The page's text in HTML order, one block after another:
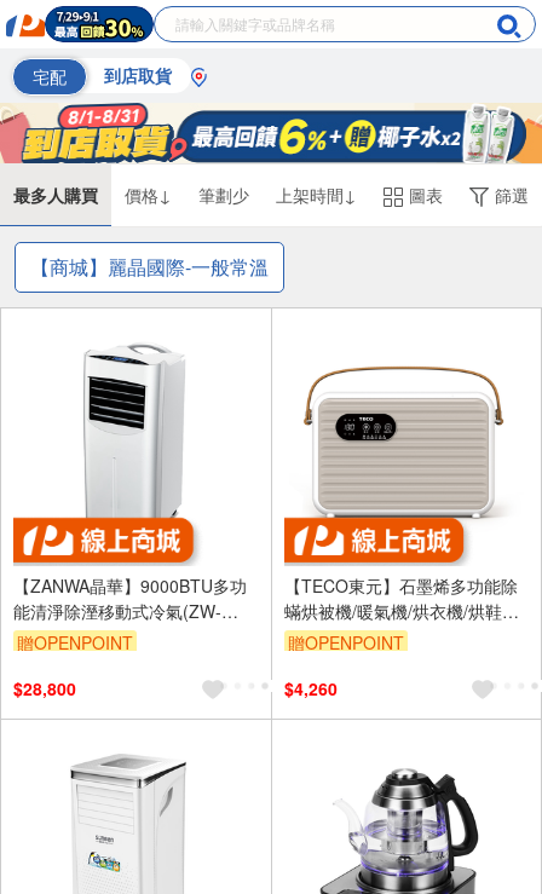
宅配 到店取貨
最多人購買 價格↓ 筆劃少 上架時間↓ 圖表 篩選
【商城】麗晶國際-一般常溫
【ZANWA晶華】9000BTU多功
能清淨除溼移動式冷氣(ZW-
1460C)
贈OPENPOINT
$28,800
【TECO東元】石墨烯多功能除
蟎烘被機/暖氣機/烘衣機/烘鞋機
(XYFYQ002)(附贈烘鞋管)
贈OPENPOINT
$4,260